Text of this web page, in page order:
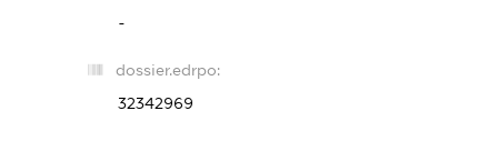
-
dossier.edrpo:
32342969